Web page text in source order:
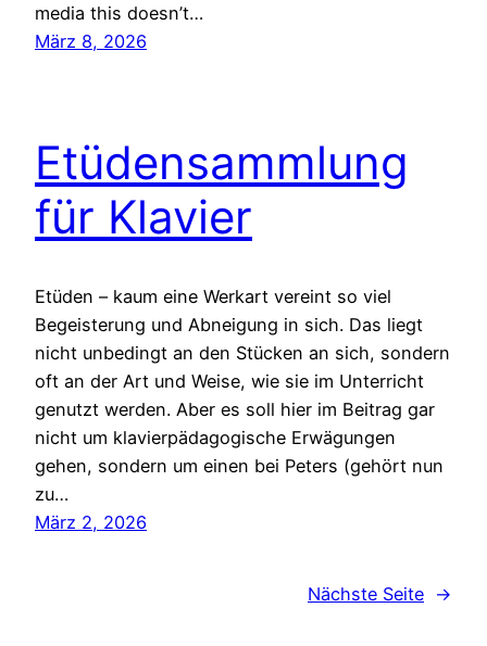
media this doesn’t…
März 8, 2026
Etüdensammlung
für Klavier
Etüden – kaum eine Werkart vereint so viel
Begeisterung und Abneigung in sich. Das liegt
nicht unbedingt an den Stücken an sich, sondern
oft an der Art und Weise, wie sie im Unterricht
genutzt werden. Aber es soll hier im Beitrag gar
nicht um klavierpädagogische Erwägungen
gehen, sondern um einen bei Peters (gehört nun
zu…
März 2, 2026
Nächste Seite →